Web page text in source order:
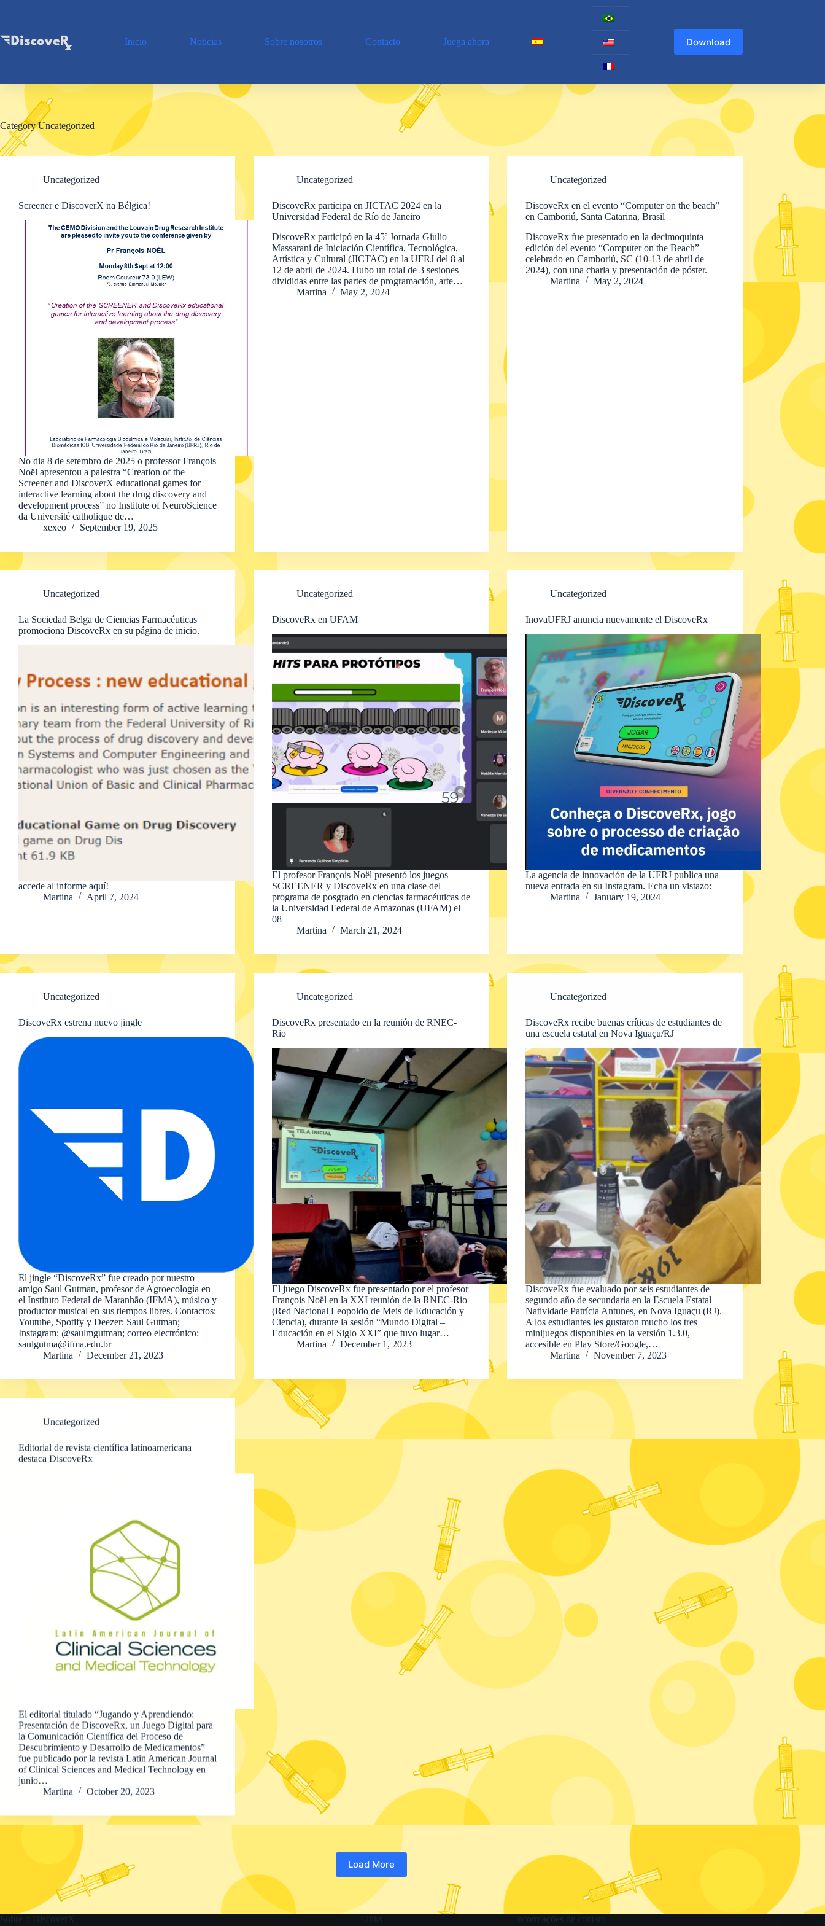
Inicio
Noticias Sobre nosotros Contacto Juega ahora Download
CategoryUncategorized
Uncategorized
Screener e DiscoverX na Bélgica!
No dia 8 de setembro de 2025 o professor François
Noël apresentou a palestra “Creation of the
Screener and DiscoverX educational games for
interactive learning about the drug discovery and
development process” no Institute of NeuroScience
da Université catholique de…
xexeo
September 19, 2025
Uncategorized
DiscoveRx participa en JICTAC 2024 en la
Universidad Federal de Río de Janeiro
DiscoveRx participó en la 45ª Jornada Giulio
Massarani de Iniciación Científica, Tecnológica,
Artística y Cultural (JICTAC) en la UFRJ del 8 al
12 de abril de 2024. Hubo un total de 3 sesiones
divididas entre las partes de programación, arte…
Martina
May 2, 2024
Uncategorized
DiscoveRx en el evento “Computer on the beach”
en Camboriú, Santa Catarina, Brasil
DiscoveRx fue presentado en la decimoquinta
edición del evento “Computer on the Beach”
celebrado en Camboriú, SC (10-13 de abril de
2024), con una charla y presentación de póster.
Martina
May 2, 2024
Uncategorized
La Sociedad Belga de Ciencias Farmacéuticas
promociona DiscoveRx en su página de inicio.
accede al informe aquí!
Martina
April 7, 2024
Uncategorized
DiscoveRx en UFAM
El profesor François Noël presentó los juegos
SCREENER y DiscoveRx en una clase del
programa de posgrado en ciencias farmacéuticas de
la Universidad Federal de Amazonas (UFAM) el
08
Martina
March 21, 2024
Uncategorized
InovaUFRJ anuncia nuevamente el DiscoveRx
La agencia de innovación de la UFRJ publica una
nueva entrada en su Instagram. Echa un vistazo:
Martina
January 19, 2024
Uncategorized
DiscoveRx estrena nuevo jingle
El jingle “DiscoveRx” fue creado por nuestro
amigo Saul Gutman, profesor de Agroecología en
el Instituto Federal de Maranhão (IFMA), músico y
productor musical en sus tiempos libres. Contactos:
Youtube, Spotify y Deezer: Saul Gutman;
Instagram: @saulmgutman; correo electrónico:
saulgutma@ifma.edu.br
Martina
December 21, 2023
Uncategorized
DiscoveRx presentado en la reunión de RNEC-
Rio
El juego DiscoveRx fue presentado por el profesor
François Noël en la XXI reunión de la RNEC-Rio
(Red Nacional Leopoldo de Meis de Educación y
Ciencia), durante la sesión “Mundo Digital –
Educación en el Siglo XXI” que tuvo lugar…
Martina
December 1, 2023
Uncategorized
DiscoveRx recibe buenas críticas de estudiantes de
una escuela estatal en Nova Iguaçu/RJ
DiscoveRx fue evaluado por seis estudiantes de
segundo año de secundaria en la Escuela Estatal
Natividade Patrícia Antunes, en Nova Iguaçu (RJ).
A los estudiantes les gustaron mucho los tres
minijuegos disponibles en la versión 1.3.0,
accesible en Play Store/Google,…
Martina
November 7, 2023
Uncategorized
Editorial de revista científica latinoamericana
destaca DiscoveRx
El editorial titulado “Jugando y Aprendiendo:
Presentación de DiscoveRx, un Juego Digital para
la Comunicación Científica del Proceso de
Descubrimiento y Desarrollo de Medicamentos”
fue publicado por la revista Latin American Journal
of Clinical Sciences and Medical Technology en
junio…
Martina
October 20, 2023
Load More
Sobre o DiscoverX Links Informações de contato